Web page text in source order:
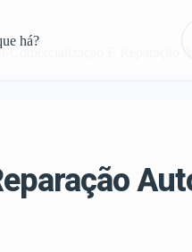
há?
Comercialização E Reparação